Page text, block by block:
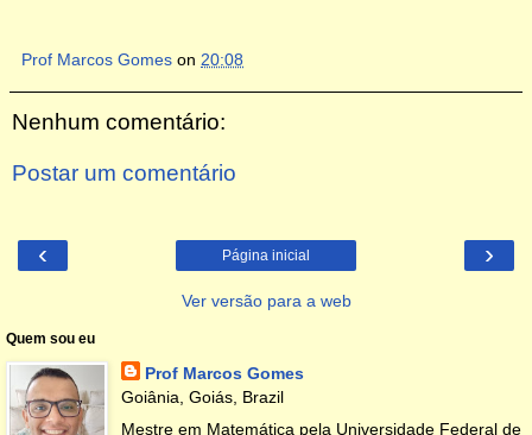
Prof Marcos Gomes on 20:08
Nenhum comentário:
Postar um comentário
‹ ›
Página inicial
Ver versão para a web
Quem sou eu
Prof Marcos Gomes
Goiânia, Goiás, Brazil
Mestre em Matemática pela Universidade Federal de